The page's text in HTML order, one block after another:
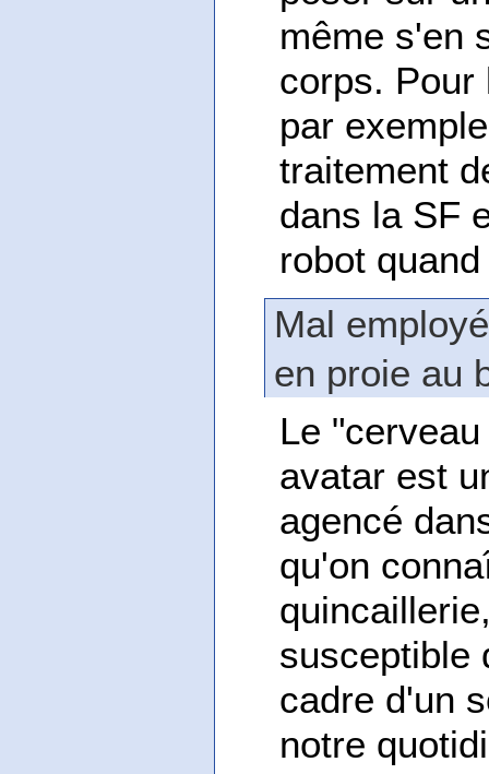
même s'en
corps. Pour
par
traitement
dans la SF
robot
Mal
en proie au
Le
avatar est
agencé
qu'on
susceptible
cadre d'un
notre